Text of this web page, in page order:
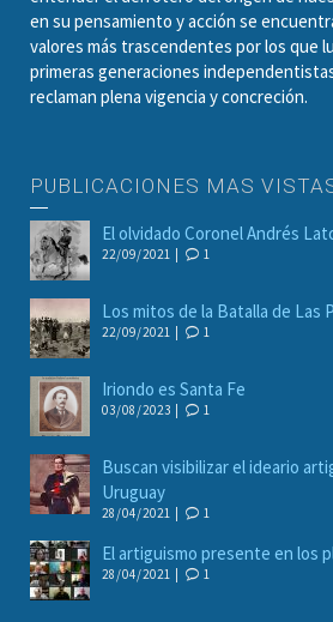
en su pensamiento y acción se
valores más trascendentes por los que
primeras generaciones
reclaman plena vigencia y concreción.
PUBLICACIONES MAS
El olvidado Coronel Andrés
22/09/2021 | 1
Los mitos de la Batalla de Las
22/09/2021 | 1
Iriondo es Santa Fe
03/08/2023 | 1
Buscan visibilizar el ideario
Uruguay
28/04/2021 | 1
El artiguismo presente en los
28/04/2021 | 1